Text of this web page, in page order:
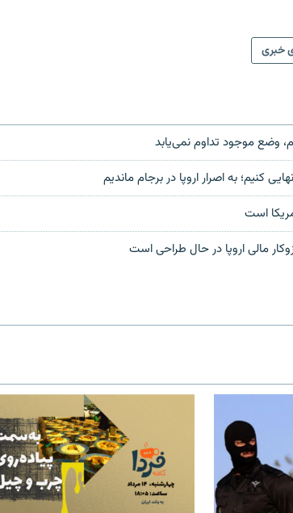
خبری
وضع موجود تداوم نمی‌یابد
کنیم؛ به اصرار اروپا در برجام ماندیم
است
مالی اروپا در حال طراحی است